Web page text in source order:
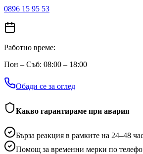
0896 15 95 53
Работно време:
Пон – Съб: 08:00 – 18:00
Обади се за оглед
Какво гарантираме при авария
Бърза реакция в рамките на 24–48
Помощ за временни мерки по